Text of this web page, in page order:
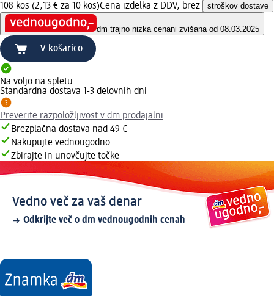
108 kos (2,13 € za 10 kos)Cena izdelka z DDV, brez stroškov dostave
dm trajno nizka cenani zvišana od 08.03.2025
V košarico
Na voljo na spletu
Standardna dostava 1-3 delovnih dni
Preverite razpoložljivost v dm prodajalni
Brezplačna dostava nad 49 €
Nakupujte vednougodno
Zbirajte in unovčujte točke
Vedno več za vaš denar
Odkrijte več o dm vednougodnih cenah